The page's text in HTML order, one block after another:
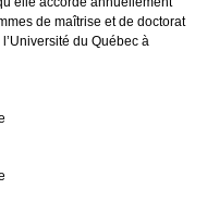
de maîtrise et de doctorat
du Québec à